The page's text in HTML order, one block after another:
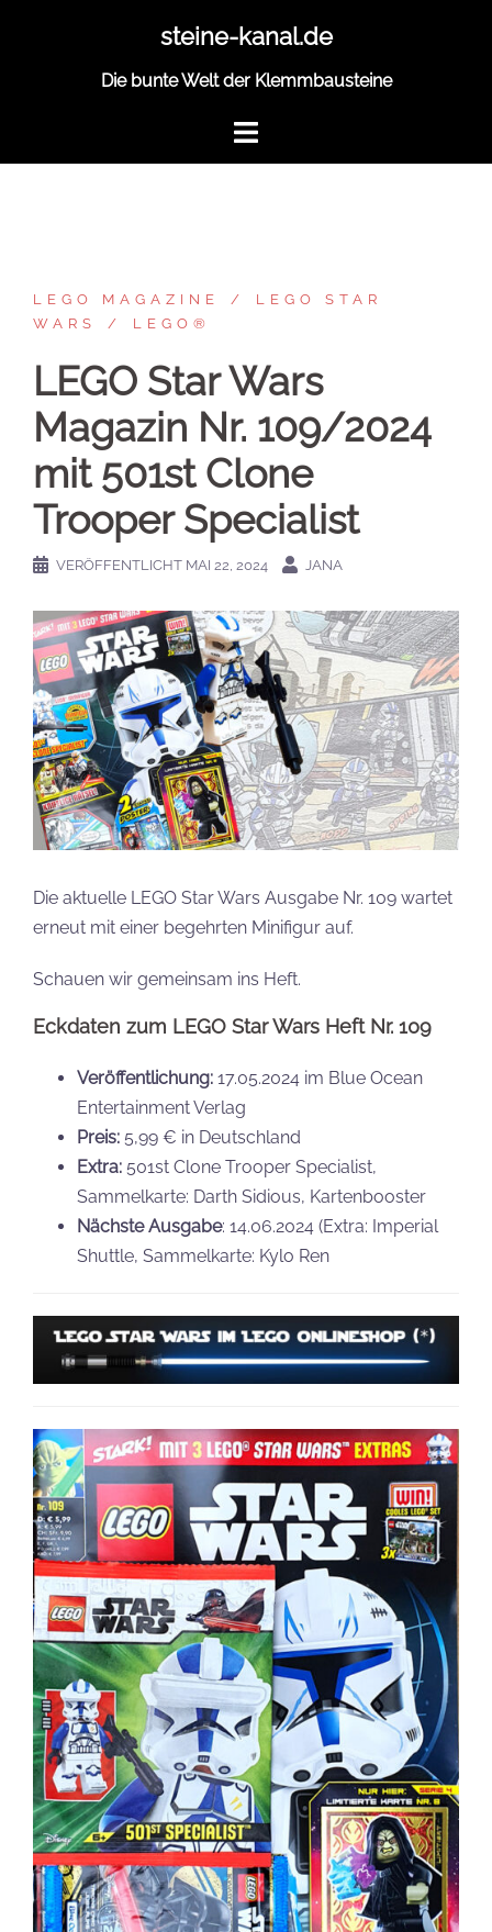
steine-kanal.de
Die bunte Welt der Klemmbausteine
LEGO MAGAZINE
LEGO STAR
WARS
LEGO®
LEGO Star Wars
Magazin Nr. 109/2024
mit 501st Clone
Trooper Specialist
VERÖFFENTLICHT MAI 22, 2024 JANA
Die aktuelle LEGO Star Wars Ausgabe Nr. 109 wartet
erneut mit einer begehrten Minifigur auf.
Schauen wir gemeinsam ins Heft.
Eckdaten zum LEGO Star Wars Heft Nr. 109
Veröffentlichung: 17.05.2024 im Blue Ocean
Entertainment Verlag
Preis: 5,99 € in Deutschland
Extra: 501st Clone Trooper Specialist,
Sammelkarte: Darth Sidious, Kartenbooster
Nächste Ausgabe: 14.06.2024 (Extra: Imperial
Shuttle, Sammelkarte: Kylo Ren